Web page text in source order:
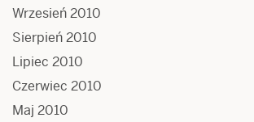
Wrzesień 2010
Sierpień 2010
Lipiec 2010
Czerwiec 2010
Maj 2010